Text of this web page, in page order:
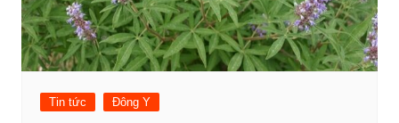
Tin tức Đông Y